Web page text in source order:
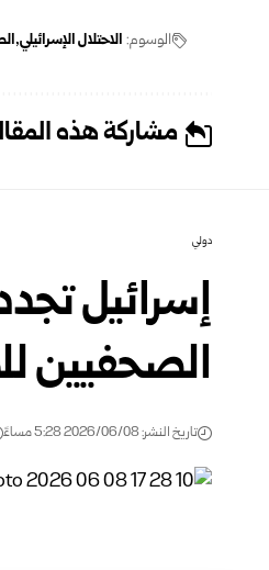
الوسوم: الاحتلال الإسرائيلي
مشاركة هذه
دولي
إسرائيل
الصحفيين
تاريخ النشر: 2026/06/08 5:28 مساءً